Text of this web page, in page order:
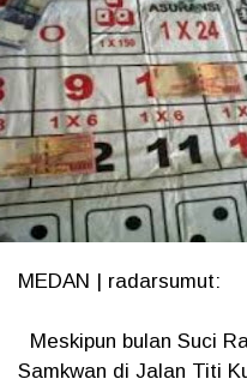
MEDAN | radarsumut:
Meskipun bulan Suci
Samkwan di Jalan Titi